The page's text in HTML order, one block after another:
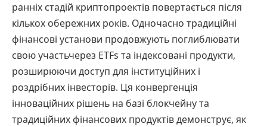
ранніх стадій криптопроектів повертається після
кількох обережних років. Одночасно традиційні
фінансові установи продовжують поглиблювати
свою участьчерез ETFs та індексовані продукти,
розширюючи доступ для інституційних і
роздрібних інвесторів. Ця конвергенція
інноваційних рішень на базі блокчейну та
традиційних фінансових продуктів демонструє, як